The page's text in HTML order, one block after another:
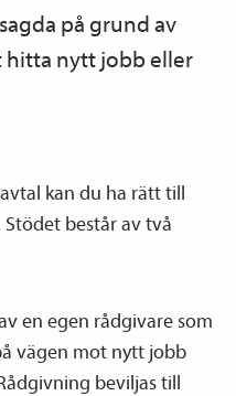
på grund av
hitta nytt jobb eller
kan du ha rätt till
Stödet består av två
en egen rådgivare som
vägen mot nytt jobb
beviljas till